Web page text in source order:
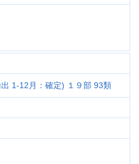
1-12月：確定) １９部 93類